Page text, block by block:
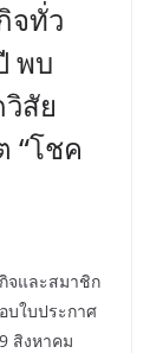
จทั่ว
พบ
สัย
“โชค
จและสมาชิก
บใบประกาศ
สิงหาคม